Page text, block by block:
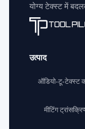
योग्य टेक्स्ट में
उत्पाद
ऑडियो‑टू‑टेक्स्ट
मीटिंग